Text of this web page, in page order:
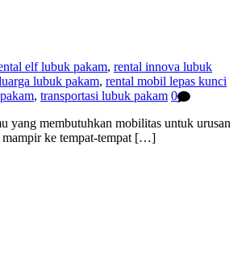
elf lubuk pakam, rental innova lubuk
lubuk pakam, rental mobil lepas kunci
, transportasi lubuk pakam 0
yang membutuhkan mobilitas untuk urusan
mampir ke tempat-tempat […]